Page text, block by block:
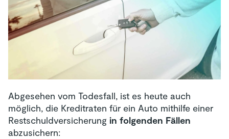
Abgesehen vom Todesfall, ist es heute auch
möglich, die Kreditraten für ein Auto mithilfe einer
Restschuldversicherung in folgenden Fällen
abzusichern: